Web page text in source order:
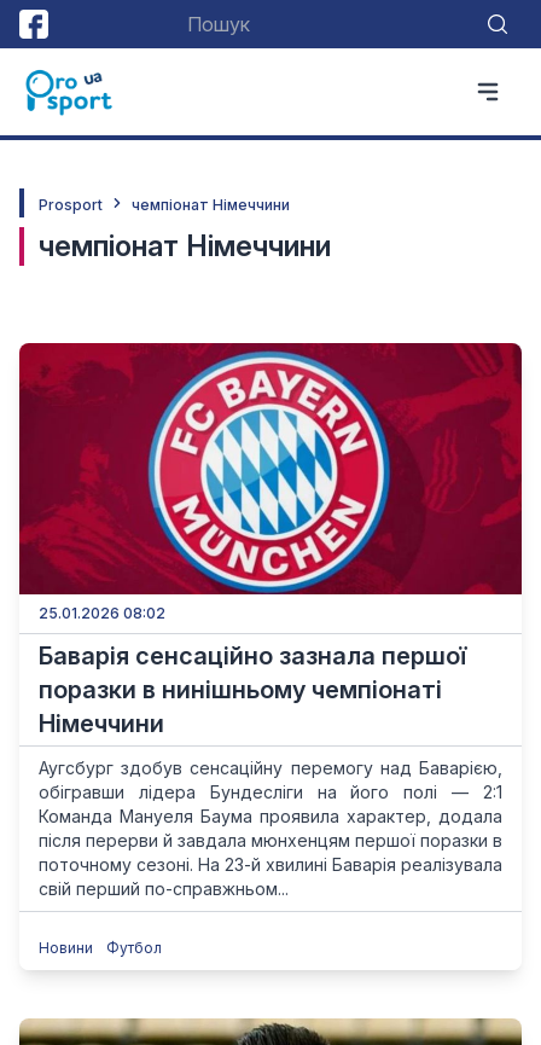
Prosport чемпіонат Німеччини
чемпіонат Німеччини
25.01.2026 08:02
Баварія сенсаційно зазнала першої
поразки в нинішньому чемпіонаті
Німеччини
Аугсбург здобув сенсаційну перемогу над Баварією,
обігравши лідера Бундесліги на його полі — 2:1
Команда Мануеля Баума проявила характер, додала
після перерви й завдала мюнхенцям першої поразки в
поточному сезоні. На 23-й хвилині Баварія реалізувала
свій перший по-справжньом...
Новини Футбол